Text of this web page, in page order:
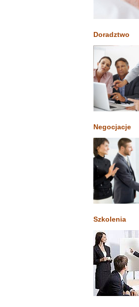
Doradztwo
Negocjacje
Szkolenia